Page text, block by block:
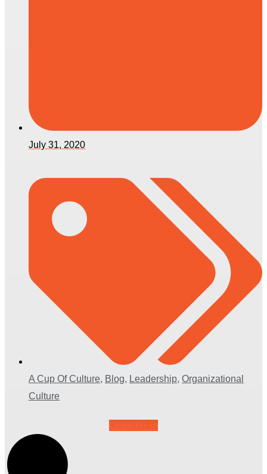
July 31, 2020
A Cup Of Culture, Blog, Leadership, Organizational
Culture
Linkedin-in